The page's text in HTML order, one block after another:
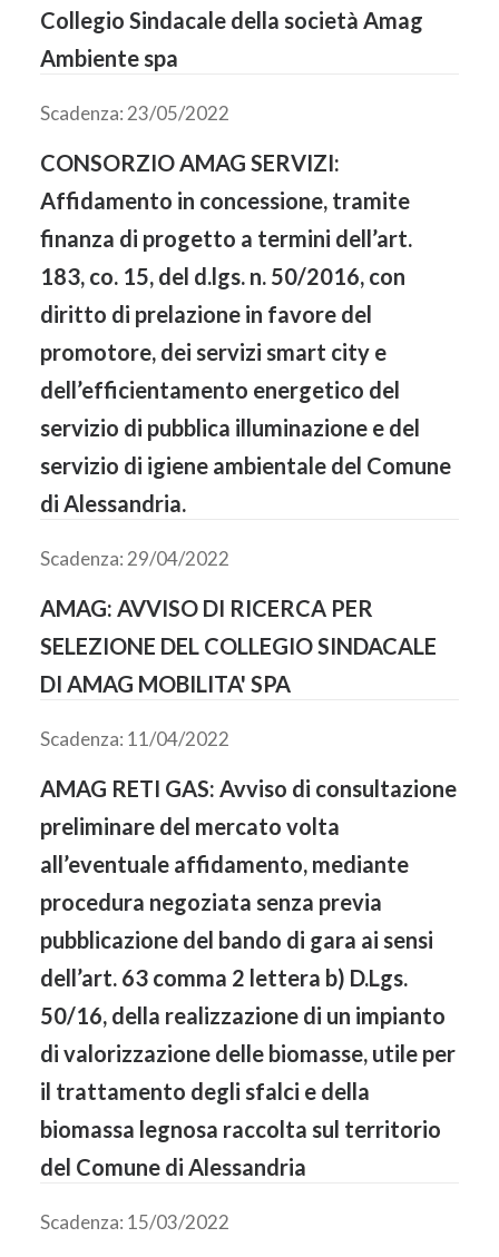
Collegio Sindacale della società Amag
Ambiente spa
Scadenza: 23/05/2022
CONSORZIO AMAG SERVIZI:
Affidamento in concessione, tramite
finanza di progetto a termini dell’art.
183, co. 15, del d.lgs. n. 50/2016, con
diritto di prelazione in favore del
promotore, dei servizi smart city e
dell’efficientamento energetico del
servizio di pubblica illuminazione e del
servizio di igiene ambientale del Comune
di Alessandria.
Scadenza: 29/04/2022
AMAG: AVVISO DI RICERCA PER
SELEZIONE DEL COLLEGIO SINDACALE
DI AMAG MOBILITA' SPA
Scadenza: 11/04/2022
AMAG RETI GAS: Avviso di consultazione
preliminare del mercato volta
all’eventuale affidamento, mediante
procedura negoziata senza previa
pubblicazione del bando di gara ai sensi
dell’art. 63 comma 2 lettera b) D.Lgs.
50/16, della realizzazione di un impianto
di valorizzazione delle biomasse, utile per
il trattamento degli sfalci e della
biomassa legnosa raccolta sul territorio
del Comune di Alessandria
Scadenza: 15/03/2022